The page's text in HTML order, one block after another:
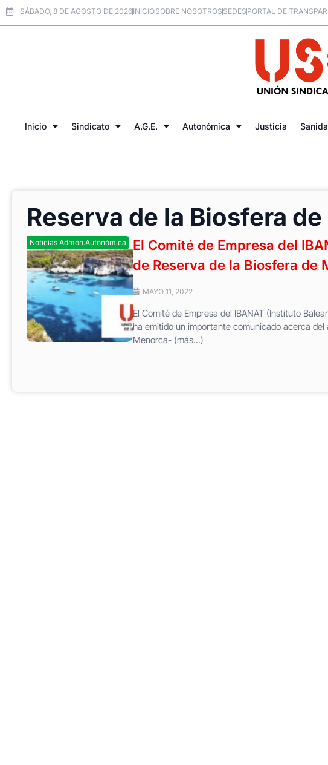
SÁBADO, 8 DE AGOSTO DE 2026INICIOSOBRE NOSOTROSSEDESPORTAL DE
Inicio Sindicato A.G.E. Autonómica Justicia
Reserva de la Biosfera
Noticias Admon.Autonómica
El Comité de Empresa del
de Reserva de la Biosfera de
MAYO 11, 2022
El Comité de Empresa del IBANAT (Instituto
ha emitido un importante comunicado acerca
Menorca- (más…)